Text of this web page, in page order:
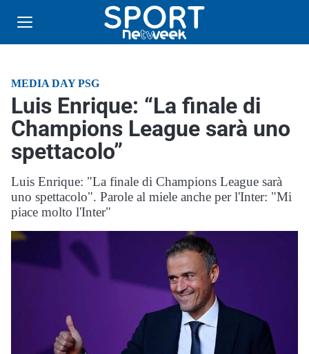
MEDIA DAY PSG
Luis Enrique: “La finale di
Champions League sarà uno
spettacolo”
Luis Enrique: "La finale di Champions League sarà
uno spettacolo". Parole al miele anche per l'Inter: "Mi
piace molto l'Inter"